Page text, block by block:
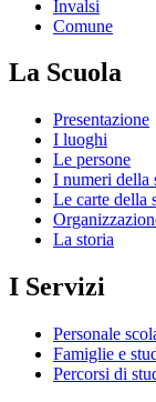
Invalsi
Comune
La Scuola
Presentazione
I luoghi
Le persone
I numeri della
Le carte della
La storia
I Servizi
Personale
Famiglie e
Percorsi di